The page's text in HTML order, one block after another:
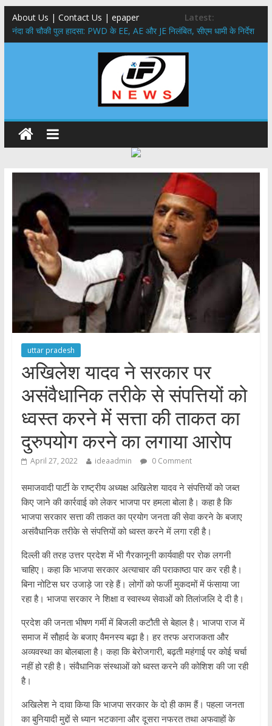
About Us | Contact Us | epaper
Latest:
नंदा की चौकी पुल हादसा: PWD के EE, AE और JE निलंबित, सीएम धामी के निर्देश
पर सख्त कार्रवाई
सरकारी नीतियों में शामिल किए जाएंगे छात्र – छात्राओं के सुझाव ,मुख्यमंत्री युवा
विद्यार्थी मंथन कार्यक्रम में शामिल हुए सीएम पुष्कर सिंह धामी
उत्तराखंड में बढ़ेंगे राजस्व के स्रोत: इको-टूरिज्म, कार्बन क्रेडिट और जड़ी-बूटी आय
मुख्यमंत्री ने उत्तराखण्ड क्षत्रिय कल्याण समिति की वेबसाइट एवं क्षत्रिय जागरण
स्मारिका का किया विमोचन
मुख्यमंत्री ने हर घर तिरंगा यात्रा कार्यक्रम में किया प्रतिभाग,मुख्यमंत्री ने
प्रदेशवासियों से स्वतंत्रता दिवस पर अपने घरों में तिरंगा फहराने का किया आवाह्न
uttar pradesh
अखिलेश यादव ने सरकार पर
असंवैधानिक तरीके से संपत्तियों को
ध्वस्त करने में सत्ता की ताकत का
दुरुपयोग करने का लगाया आरोप
April 27, 2022 ideaadmin 0 Comment
समाजवादी पार्टी के राष्ट्रीय अध्यक्ष अखिलेश यादव ने संपत्तियों को जब्त
किए जाने की कार्रवाई को लेकर भाजपा पर हमला बोला है। कहा है कि
भाजपा सरकार सत्ता की ताकत का प्रयोग जनता की सेवा करने के बजाए
असंवैधानिक तरीके से संपत्तियों को ध्वस्त करने में लगा रही है।
दिल्ली की तरह उत्तर प्रदेश में भी गैरकानूनी कार्यवाही पर रोक लगनी
चाहिए। कहा कि भाजपा सरकार अत्याचार की पराकाष्ठा पार कर रही है।
बिना नोटिस घर उजाड़े जा रहे हैं। लोगों को फर्जी मुकदमों में फंसाया जा
रहा है। भाजपा सरकार ने शिक्षा व स्वास्थ्य सेवाओं को तिलांजलि दे दी है।
प्रदेश की जनता भीषण गर्मी में बिजली कटौती से बेहाल है। भाजपा राज में
समाज में सौहार्द के बजाए वैमनस्य बढ़ा है। हर तरफ अराजकता और
अव्यवस्था का बोलबाला है। कहा कि बेरोजगारी, बढ़ती महंगाई पर कोई चर्चा
नहीं हो रही है। संवैधानिक संस्थाओं को ध्वस्त करने की कोशिश की जा रही
है।
अख‍िलेश ने दावा किया कि भाजपा सरकार के दो ही काम हैं। पहला जनता
का बुनियादी मुद्दों से ध्यान भटकाना और दूसरा नफरत तथा अफवाहों के